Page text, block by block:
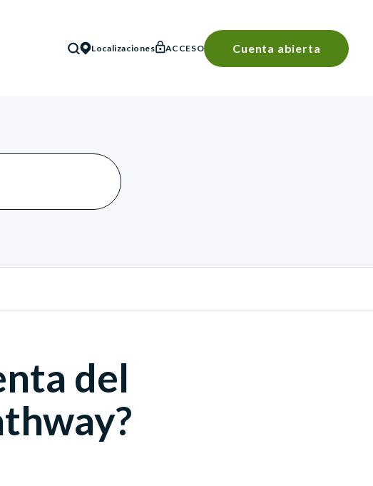
BÚSQUEDA
Localizaciones ACCESO Cuenta abierta
del